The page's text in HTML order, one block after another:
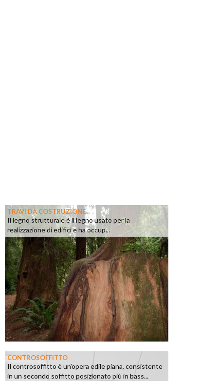
TRAVI DA COSTRUZIONE
Il legno strutturale è il legno usato per la
realizzazione di edifici e ha occup...
CONTROSOFFITTO
Il controsoffitto è un'opera edile piana, consistente
in un secondo soffitto posizionato più in bass...